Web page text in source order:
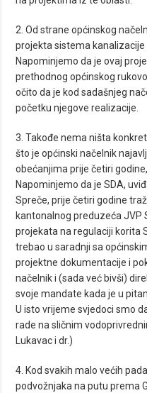
2. Od strane općinskog
projekta sistema
Napominjemo da je ovaj
prethodnog općinskog
očito da je kod sadašnjeg
početku njegove realizacije.
3. Takođe nema ništa
što je općinski načelnik
obećanjima prije četiri
Napominjemo da je SDA,
Spreče, prije četiri godine
kantonalnog preduzeća JVP
projekata na regulaciji korita
trebao u saradnji sa
projektne dokumentacije i
načelnik i (sada već bivši)
svoje mandate kada je u
U isto vrijeme svjedoci smo
rade na sličnim
Lukavac i dr.)
4. Kod svakih malo većih
podvožnjaka na putu prema